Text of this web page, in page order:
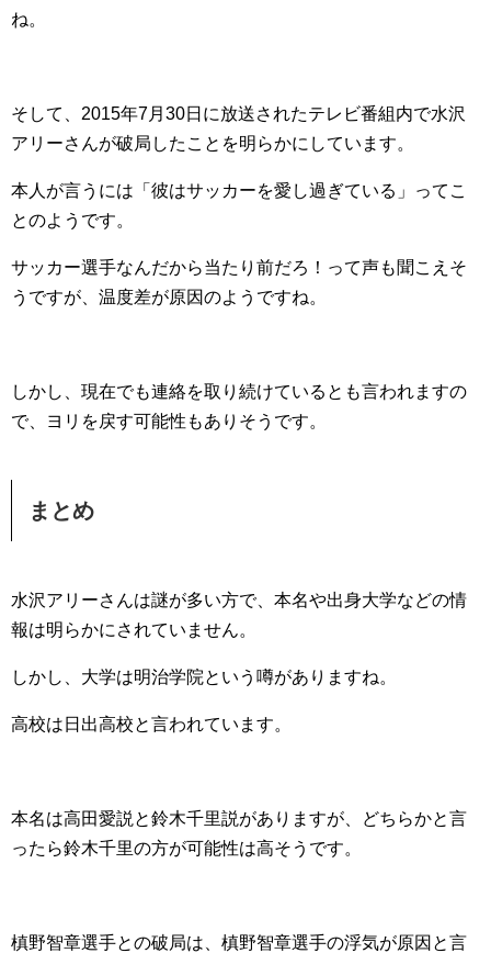
ね。
そして、2015年7月30日に放送されたテレビ番組内で水沢
アリーさんが破局したことを明らかにしています。
本人が言うには「彼はサッカーを愛し過ぎている」ってこ
とのようです。
サッカー選手なんだから当たり前だろ！って声も聞こえそ
うですが、温度差が原因のようですね。
しかし、現在でも連絡を取り続けているとも言われますの
で、ヨリを戻す可能性もありそうです。
まとめ
水沢アリーさんは謎が多い方で、本名や出身大学などの情
報は明らかにされていません。
しかし、大学は明治学院という噂がありますね。
高校は日出高校と言われています。
本名は高田愛説と鈴木千里説がありますが、どちらかと言
ったら鈴木千里の方が可能性は高そうです。
槙野智章選手との破局は、槙野智章選手の浮気が原因と言